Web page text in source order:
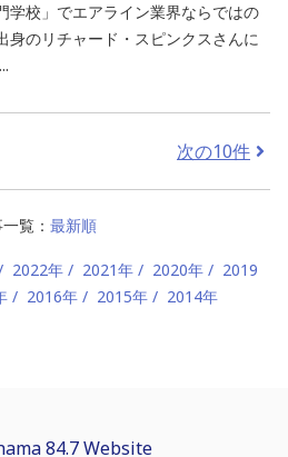
学校」でエアライン業界ならではの
身のリチャード・スピンクスさんに
次の10件
覧： 最新順
2022年 2021年 2020年
2019
2016年 2015年 2014年
84.7 Website